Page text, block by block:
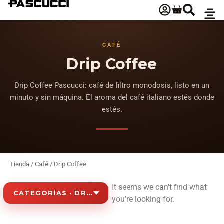
CAFÉ
Drip Coffee
Drip Coffee Pascucci: café de filtro monodosis, listo en un
minuto y sin máquina. El aroma del café italiano estés donde
estés.
Tienda / Café / Drip Coffee
CATEGORÍAS · DRIP COFFEE
It seems we can't find what
you're looking for.